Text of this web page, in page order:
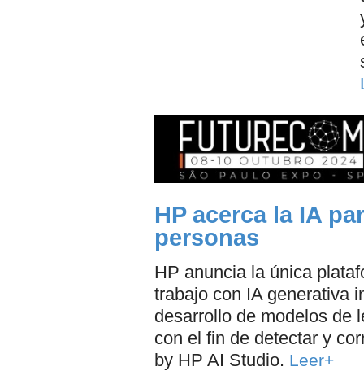
HP acerca la IA
personas
HP anuncia la única
trabajo con IA generativa
desarrollo de modelos de
con el fin de detectar y
by HP AI Studio. Leer+